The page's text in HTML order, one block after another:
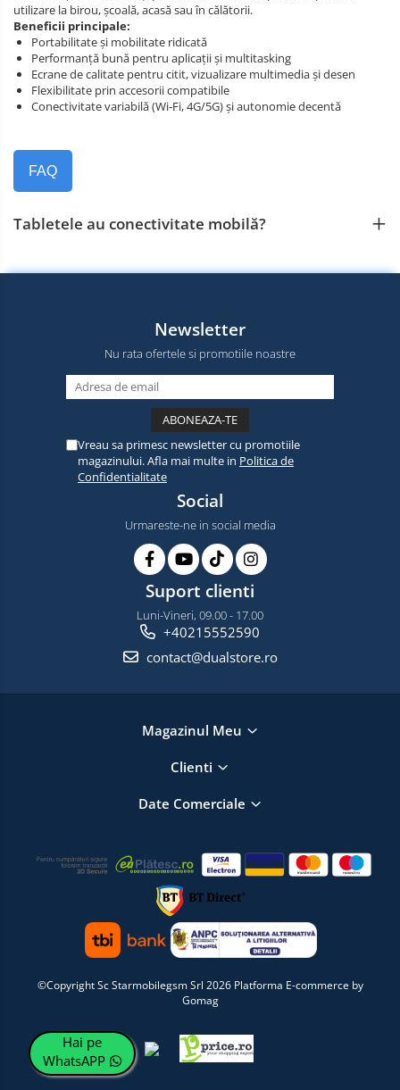
utilizare la birou, școală, acasă sau în călătorii.
Beneficii principale:
Portabilitate și mobilitate ridicată
Performanță bună pentru aplicații și multitasking
Ecrane de calitate pentru citit, vizualizare multimedia și desen
Flexibilitate prin accesorii compatibile
Conectivitate variabilă (Wi‑Fi, 4G/5G) și autonomie decentă
FAQ
Tabletele au conectivitate mobilă?
Newsletter
Nu rata ofertele si promotiile noastre
Vreau sa primesc newsletter cu promotiile
magazinului. Afla mai multe in Politica de
Confidentialitate
Social
Urmareste-ne in social media
Suport clienti
Luni-Vineri, 09.00 - 17.00
+40215552590
contact@dualstore.ro
Magazinul Meu
Clienti
Date Comerciale
©Copyright Sc Starmobilegsm Srl 2026 Platforma E-commerce by
Gomag
Hai pe
WhatsAPP